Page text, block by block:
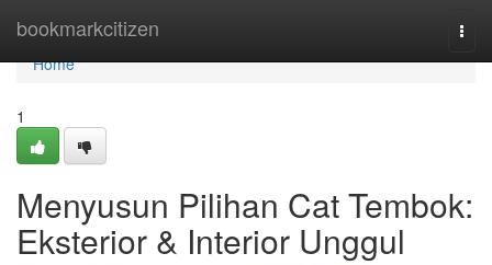
bookmarkcitizen
Home
Home
1
Menyusun Pilihan Cat Tembok:
Eksterior & Interior Unggul